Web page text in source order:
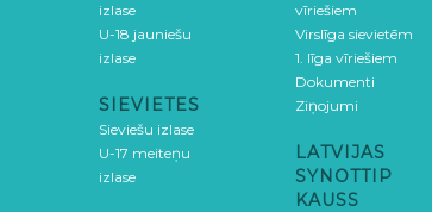
izlase
U-18 jauniešu
izlase
SIEVIETES
Sieviešu izlase
U-17 meiteņu
izlase
vīriešiem
Virslīga sievietēm
1. līga vīriešiem
Dokumenti
Ziņojumi
LATVIJAS
SYNOTTIP
KAUSS